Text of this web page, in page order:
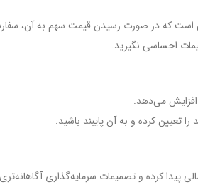
است که در صورت رسیدن قیمت سهم به آن،
احساسی نگیرید.
افزایش می‌دهد.
تعیین کرده و به آن پایبند باشید.
پیدا کرده و تصمیمات سرمایه‌گذاری